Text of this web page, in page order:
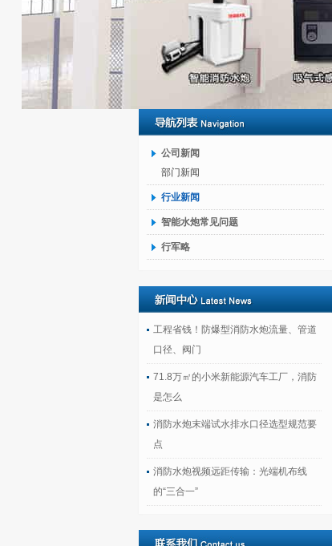
公司新闻
部门新闻
行业新闻
智能水炮常见问题
行军略
工程省钱！防爆型消防水炮流量、管道
口径、阀门
71.8万㎡的小米新能源汽车工厂，消防
是怎么
消防水炮末端试水排水口径选型规范要
点
消防水炮视频远距传输：光端机布线
的“三合一”